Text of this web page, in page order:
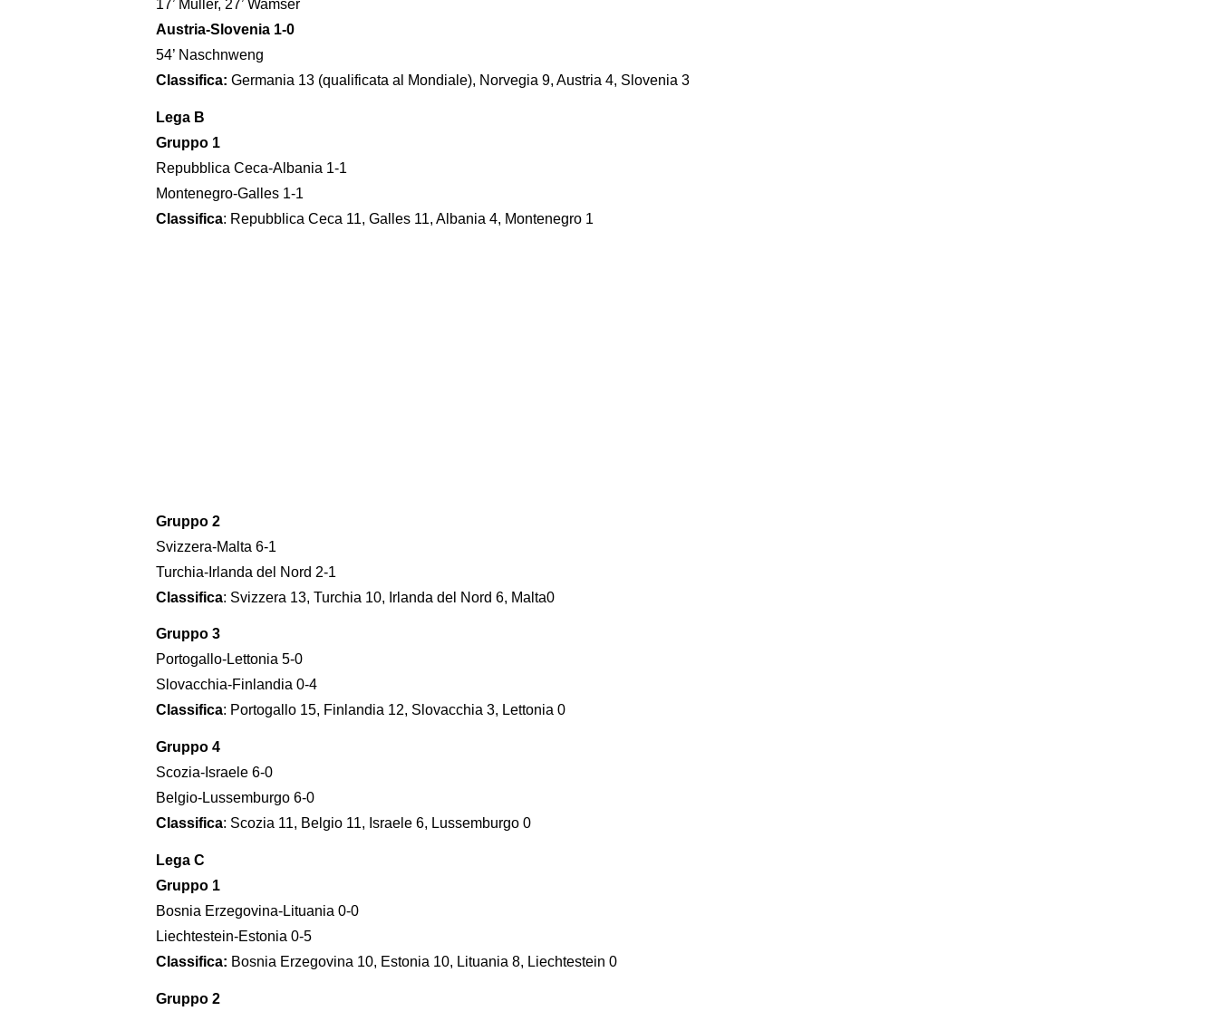
17’ Muller, 27’ Wamser
Austria-Slovenia 1-0
54’ Naschnweng
Classifica: Germania 13 (qualificata al Mondiale), Norvegia 9, Austria 4, Slovenia 3
Lega B
Gruppo 1
Repubblica Ceca-Albania 1-1
Montenegro-Galles 1-1
Classifica: Repubblica Ceca 11, Galles 11, Albania 4, Montenegro 1
Gruppo 2
Svizzera-Malta 6-1
Turchia-Irlanda del Nord 2-1
Classifica: Svizzera 13, Turchia 10, Irlanda del Nord 6, Malta0
Gruppo 3
Portogallo-Lettonia 5-0
Slovacchia-Finlandia 0-4
Classifica: Portogallo 15, Finlandia 12, Slovacchia 3, Lettonia 0
Gruppo 4
Scozia-Israele 6-0
Belgio-Lussemburgo 6-0
Classifica: Scozia 11, Belgio 11, Israele 6, Lussemburgo 0
Lega C
Gruppo 1
Bosnia Erzegovina-Lituania 0-0
Liechtestein-Estonia 0-5
Classifica: Bosnia Erzegovina 10, Estonia 10, Lituania 8, Liechtestein 0
Gruppo 2